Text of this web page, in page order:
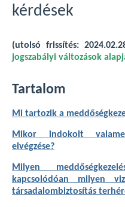
kérdések
(utolsó frissítés:
jogszabályi változások
Tartalom
Mi tartozik a
Mikor indokolt
elvégzése?
Milyen
kapcsolódóan milyen
társadalombiztosítás